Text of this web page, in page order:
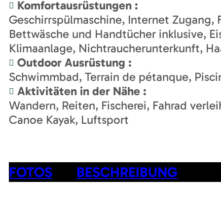
Komfortausrüstungen :
Geschirrspülmaschine Internet Zugang
Bettwäsche und Handtücher inklusive
Klimaanlage Nichtraucherunterkunft
Outdoor Ausrüstung :
Schwimmbad Terrain de pétanque
Aktivitäten in der Nähe :
Wandern Reiten Fischerei Fahrad
Canoe Kayak Luftsport
FOTOS BESCHREIBUNG